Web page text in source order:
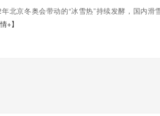
北京冬奥会带动的“冰雪热”持续发酵，国内滑
+】